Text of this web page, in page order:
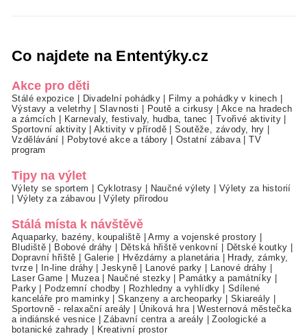
Co najdete na Ententýky.cz
Akce pro děti
Stálé expozice Divadelní pohádky Filmy a pohádky v kinech
Výstavy a veletrhy|Slavnosti Poutě a cirkusy
Akce na hradech
a zámcích
Karnevaly, festivaly, hudba, tanec Tvořivé aktivity
Sportovní aktivity|Aktivity v přírodě |Soutěže, závody, hry
Vzdělávání
Pobytové akce a tábory Ostatní zábava|TV
program
Tipy na výlet
Výlety se sportem Cyklotrasy Naučné výlety
Výlety za historií
Výlety za zábavou |Výlety přírodou
Stálá místa k návštěvě
Aquaparky, bazény, koupaliště |Army a vojenské prostory
Bludiště
Bobové dráhy Dětská hřiště venkovní Dětské koutky
Dopravní hřiště
Galerie Hvězdárny a planetária|
Hrady, zámky,
tvrze| In-line dráhy |Jeskyně| Lanové parky Lanové dráhy
Laser Game
Muzea| Naučné stezky Památky a památníky
Parky| Podzemní chodby Rozhledny a vyhlídky
Sdílené
kanceláře pro maminky |Skanzeny a archeoparky Skiareály
Sportovně - relaxační areály
Úniková hra|Westernová městečka
a indiánské vesnice |Zábavní centra a areály |Zoologické a
botanické zahrady
Kreativní prostor